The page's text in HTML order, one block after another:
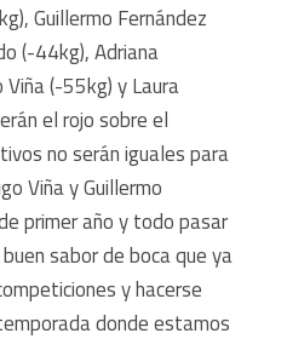
Guillermo Fernández
(-44kg), Adriana
(-55kg) y Laura
el rojo sobre el
no serán iguales para
Viña y Guillermo
primer año y todo pasar
sabor de boca que ya
y hacerse
donde estamos